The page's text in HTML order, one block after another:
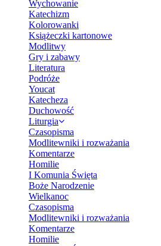
Wychowanie
Katechizm
Kolorowanki
Książeczki kartonowe
Modlitwy
Gry i zabawy
Literatura
Podróże
Youcat
Katecheza
Duchowość
Liturgia
Czasopisma
Modlitewniki i rozważania
Komentarze
Homilie
I Komunia Święta
Boże Narodzenie
Wielkanoc
Czasopisma
Modlitewniki i rozważania
Komentarze
Homilie